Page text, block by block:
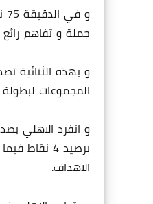
جملة و تفاهم
المجموعات لبطولة
برصيد 4
الاهداف.